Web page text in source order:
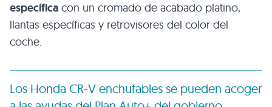
específica con un cromado de acabado platino,
llantas específicas y retrovisores del color del
coche.
Los Honda CR-V enchufables se pueden acoger